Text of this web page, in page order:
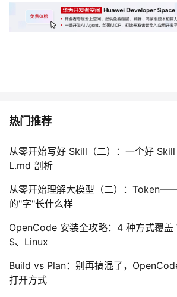
热门推荐
从零开始写好 Skill（二）：一个好
L.md 剖析
从零开始理解大模型（二）：
的"字"长什么样
OpenCode 安装全攻略：4 种方式覆
S、Linux
Build vs Plan：别再搞混了，
打开方式